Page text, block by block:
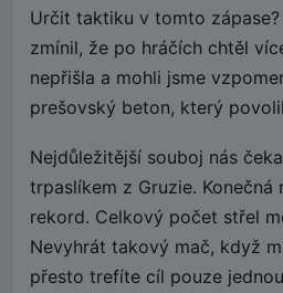
Určit taktiku v tomto
zmínil, že po hráčích chtěl
nepřišla a mohli jsme
prešovský beton, který
Nejdůležitější souboj nás
trpaslíkem z Gruzie. Konečná
rekord. Celkový počet střel
Nevyhrát takový mač, když
přesto trefíte cíl pouze